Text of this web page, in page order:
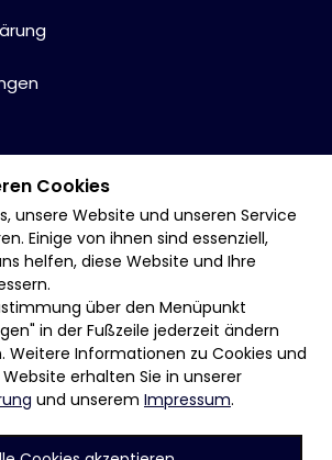
Cookies
unsere Website und unseren Service
Einige von ihnen sind essenziell,
helfen, diese Website und Ihre
über den Menüpunkt
in der Fußzeile jederzeit ändern
Weitere Informationen zu Cookies und
erhalten Sie in unserer
und unserem Impressum.